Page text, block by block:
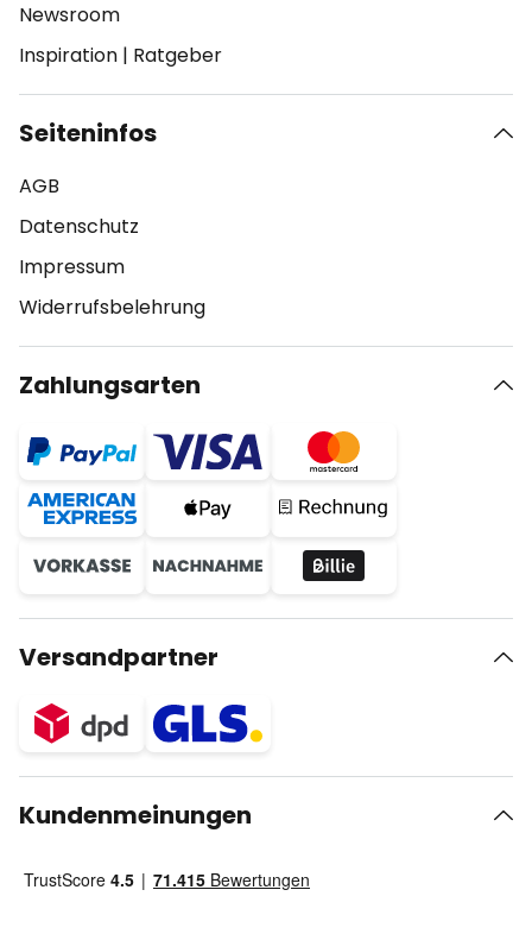
Newsroom
Inspiration | Ratgeber
Seiteninfos
AGB
Datenschutz
Impressum
Widerrufsbelehrung
Zahlungsarten
Versandpartner
Kundenmeinungen